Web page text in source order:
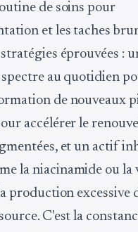
de soins pour
et les taches
éprouvées :
spectre au quotidien
de nouveaux
accélérer le
et un actif
la niacinamide ou la
production excessive
C'est la